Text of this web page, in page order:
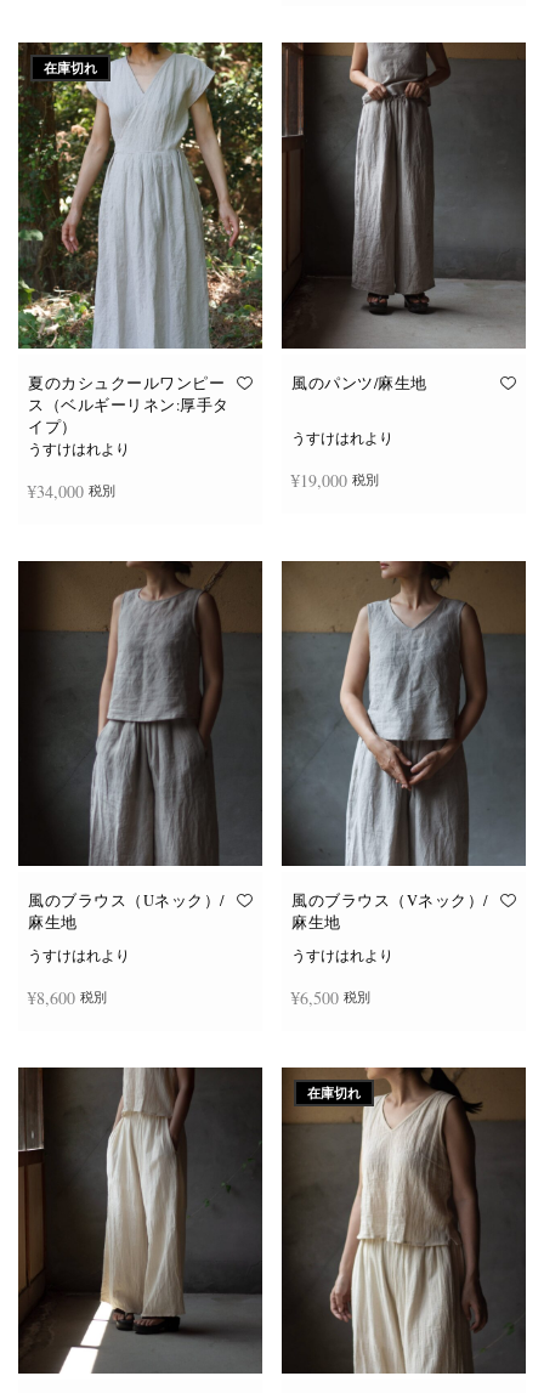
ら
選
択
で
き
ま
す
ら
選
択
で
き
ま
す
在庫切れ
夏のカシュクールワンピー
ス（ベルギーリネン:厚手タ
イプ）
うすけはれより
¥34,000 税別
風のパンツ/麻生地
うすけはれより
¥19,000 税別
風のブラウス（Uネック）/
麻生地
うすけはれより
¥8,600 税別
の
商
品
に
は
複
数
の
バ
リ
エ
ー
シ
ョ
ン
が
あ
ま
風のブラウス（Vネック）/
麻生地
うすけはれより
¥6,500 税別
の
商
品
に
は
複
数
の
バ
リ
エ
ー
シ
ョ
ン
が
あ
り
ま
在庫切れ